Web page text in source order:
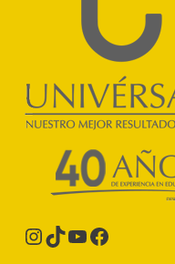
Instagram
TikTok
YouTube
Facebook